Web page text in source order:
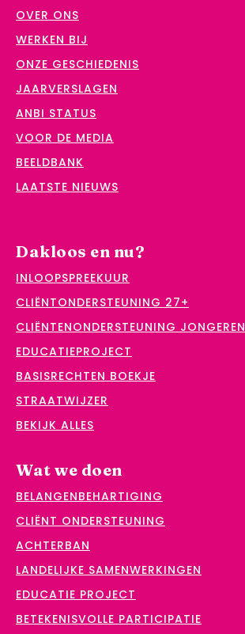
OVER ONS
WERKEN BIJ
ONZE GESCHIEDENIS
JAARVERSLAGEN
ANBI STATUS
VOOR DE MEDIA
BEELDBANK
LAATSTE NIEUWS
Dakloos en nu?
INLOOPSPREEKUUR
CLIËNTONDERSTEUNING 27+
CLIËNTENONDERSTEUNING JONGEREN
EDUCATIEPROJECT
BASISRECHTEN BOEKJE
STRAATWIJZER
BEKIJK ALLES
Wat we doen
BELANGENBEHARTIGING
CLIËNT ONDERSTEUNING
ACHTERBAN
LANDELIJKE SAMENWERKINGEN
EDUCATIE PROJECT
BETEKENISVOLLE PARTICIPATIE